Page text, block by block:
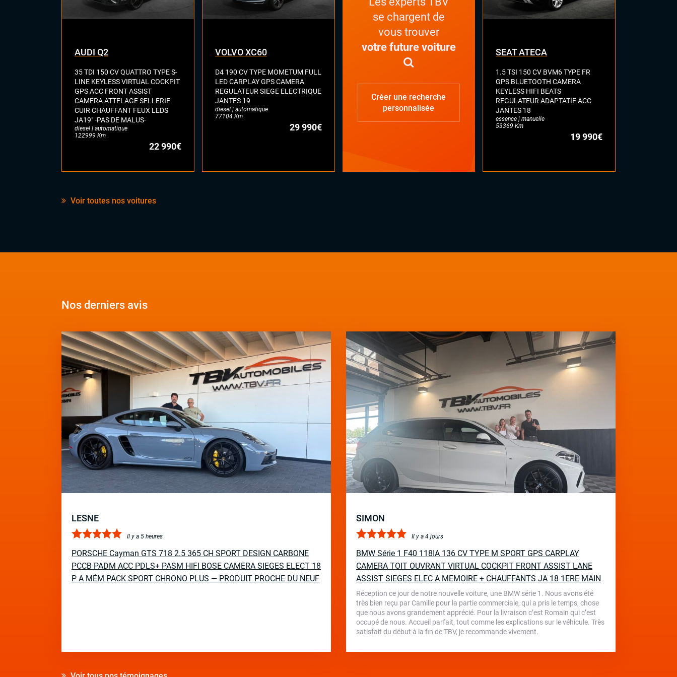
AUDI Q2
35 TDI 150 CV QUATTRO TYPE S-
LINE KEYLESS VIRTUAL COCKPIT
GPS ACC FRONT ASSIST
CAMERA ATTELAGE SELLERIE
CUIR CHAUFFANT FEUX LEDS
JA19" -PAS DE MALUS-
diesel | automatique
122999 Km
22 990€
VOLVO XC60
D4 190 CV TYPE MOMETUM FULL
LED CARPLAY GPS CAMERA
REGULATEUR SIEGE ELECTRIQUE
JANTES 19
diesel | automatique
77104 Km
29 990€
se chargent de
vous trouver
votre future voiture
Créer une recherche
personnalisée
SEAT ATECA
1.5 TSI 150 CV BVM6 TYPE FR
GPS BLUETOOTH CAMERA
KEYLESS HIFI BEATS
REGULATEUR ADAPTATIF ACC
JANTES 18
essence | manuelle
53369 Km
19 990€
Voir toutes nos voitures
Nos derniers avis
LESNE
Il y a 5 heures
PORSCHE Cayman GTS 718 2.5 365 CH SPORT DESIGN CARBONE
PCCB PADM ACC PDLS+ PASM HIFI BOSE CAMERA SIEGES ELECT 18
P A MÉM PACK SPORT CHRONO PLUS — PRODUIT PROCHE DU NEUF
SIMON
Il y a 4 jours
BMW Série 1 F40 118IA 136 CV TYPE M SPORT GPS CARPLAY
CAMERA TOIT OUVRANT VIRTUAL COCKPIT FRONT ASSIST LANE
ASSIST SIEGES ELEC A MEMOIRE + CHAUFFANTS JA 18 1ERE MAIN
Réception ce jour de notre nouvelle voiture, une BMW série 1. Nous avons été
très bien reçu par Camille pour la partie commerciale, qui a pris le temps, chose
que nous avons grandement apprécié. Pour la livraison c’est Romain qui c’est
occupé de nous. Accueil parfait, tout comme les explications sur le véhicule. Très
satisfait du début à la fin de TBV, je recommande vivement.